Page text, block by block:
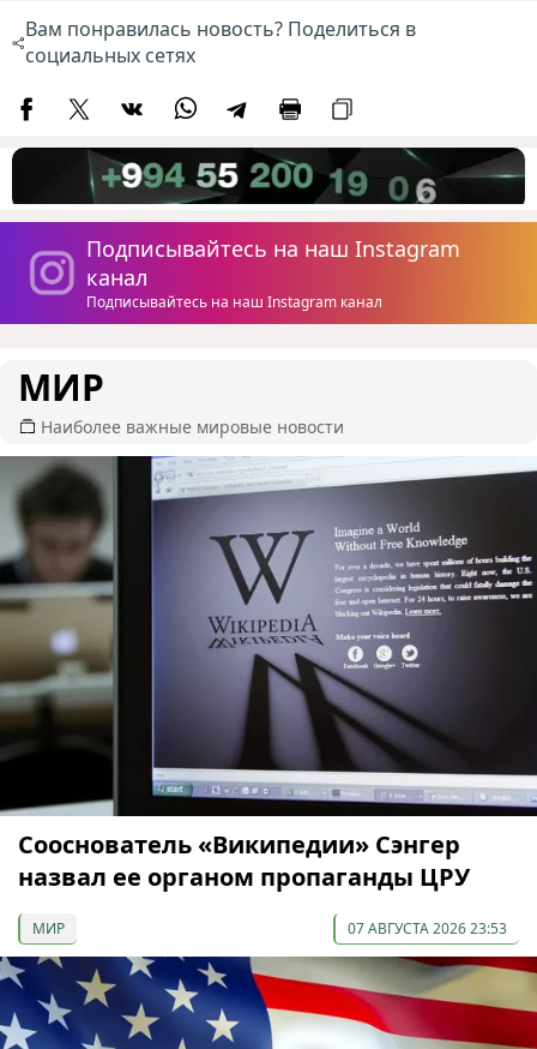
Вам понравилась новость? Поделиться в
социальных сетях
Подписывайтесь на наш Instagram
канал
Подписывайтесь на наш Instagram канал
МИР
Наиболее важные мировые новости
Сооснователь «Википедии» Сэнгер
назвал ее органом пропаганды ЦРУ
МИР 07 АВГУСТА 2026 23:53